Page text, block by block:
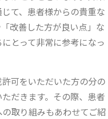
て、患者様からの貴重な
改善した方が良い点」な
とって非常に参考になっ
可をいただいた方の分の
だきます。その際、患者
取り組みもあわせてご紹